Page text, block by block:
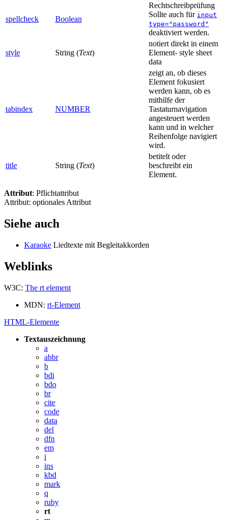
spellcheck Boolean
Rechtschreibprüfung
Sollte auch für input
type="password"
deaktiviert werden.
style String (Text)
notiert direkt in einem
Element- style sheet
data
tabindex NUMBER
zeigt an, ob dieses
Element fokusiert
werden kann, ob es
mithilfe der
Tastaturnavigation
angesteuert werden
kann und in welcher
Reihenfolge navigiert
wird.
title String (Text)
betitelt oder
beschreibt ein
Element.
Attribut: Pflichtattribut
Attribut: optionales Attribut
Siehe auch
Karaoke Liedtexte mit Begleitakkorden
Weblinks
W3C: The rt element
MDN: rt-Element
HTML-Elemente
Textauszeichnung
a
abbr
b
bdi
bdo
br
cite
code
data
del
dfn
em
i
ins
kbd
mark
q
ruby
rt